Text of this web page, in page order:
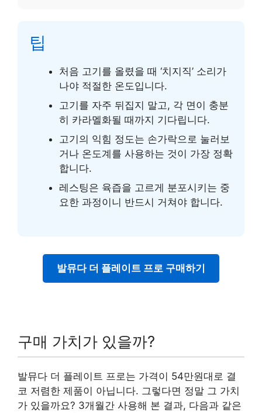
팁
처음 고기를 올렸을 때 ‘치지직’ 소리가
나야 적절한 온도입니다.
고기를 자주 뒤집지 말고, 각 면이 충분
히 카라멜화될 때까지 기다립니다.
고기의 익힘 정도는 손가락으로 눌러보
거나 온도계를 사용하는 것이 가장 정확
합니다.
레스팅은 육즙을 고르게 분포시키는 중
요한 과정이니 반드시 거쳐야 합니다.
발뮤다 더 플레이트 프로 구매하기
구매 가치가 있을까?
발뮤다 더 플레이트 프로는 가격이 54만원대로 결
코 저렴한 제품이 아닙니다. 그렇다면 정말 그 가치
가 있을까요? 3개월간 사용해 본 결과, 다음과 같은